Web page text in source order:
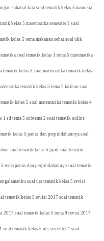
sahabat kita soal tematik kelas 5 manusia
kelas 5 matematika semester 2 soal
kelas 5 tema makanan sehat soal ukk
soal tematik kelas 1 tema 5 matematika
tematik kelas 5 soal matematika tematik kelas
tematik kelas 5 tema 2 latihan soal
kelas 5 soal matematika tematik kelas 4
sd tema 5 subtema 2 soal tematik online
kelas 5 panas dan perpindahannya soal
soal tematik kelas 5 pjok soal tematik
tema panas dan perpindahannya soal tematik
soal uts tematik kelas 5 revisi
tematik kelas 5 revisi 2017 soal tematik
2017 soal tematik kelas 5 tema 9 revisi 2017
soal tematik kelas 5 uts semester 1 soal